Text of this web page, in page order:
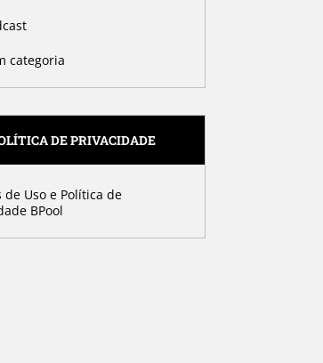
categoria
DE PRIVACIDADE
de Uso e Política de
BPool